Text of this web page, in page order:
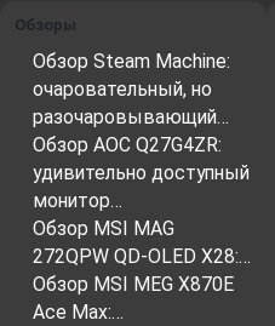
Обзоры
Обзор Steam Machine:
очаровательный, но
разочаровывающий…
Обзор AOC Q27G4ZR:
удивительно доступный
монитор…
Обзор MSI MAG
272QPW QD-OLED X28:…
Обзор MSI MEG X870E
Ace Max:…